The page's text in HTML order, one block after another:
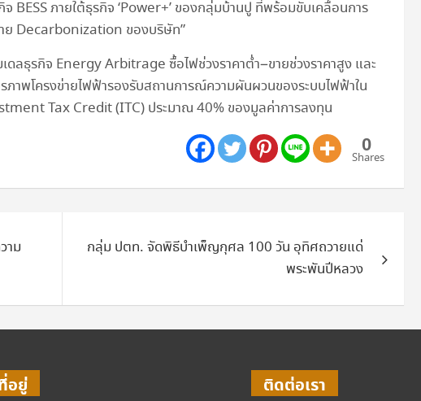
BESS ภายใต้ธุรกิจ ‘Power+’ ของกลุ่มบ้านปู ที่พร้อมขับเคลื่อนการ
าย Decarbonization ของบริษัท”
เดลธุรกิจ Energy Arbitrage ซื้อไฟช่วงราคาต่ำ–ขายช่วงราคาสูง และ
าพโครงข่ายไฟฟ้ารองรับสถานการณ์ความผันผวนของระบบไฟฟ้าใน
Tax Credit (ITC) ประมาณ 40% ของมูลค่าการลงทุน
0
Shares
าม
กลุ่ม ปตท. จัดพิธีบำเพ็ญกุศล 100 วัน อุทิศถวายแด่
พระพันปีหลวง
อยู่ ติดต่อเรา